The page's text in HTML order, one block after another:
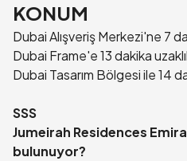
KONUM
Dubai Alışveriş Merkezi'ne 7
Dubai Frame'e 13 dakika
Dubai Tasarım Bölgesi ile 14
SSS
Jumeirah Residences
bulunuyor?